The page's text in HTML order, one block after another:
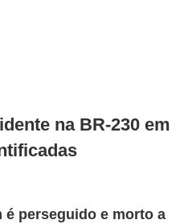
na BR-230 em
é perseguido e morto a